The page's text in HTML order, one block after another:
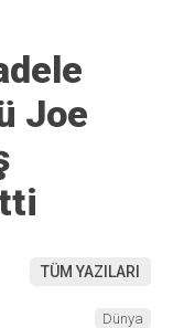
Joe
TÜM YAZILARI
Dünya